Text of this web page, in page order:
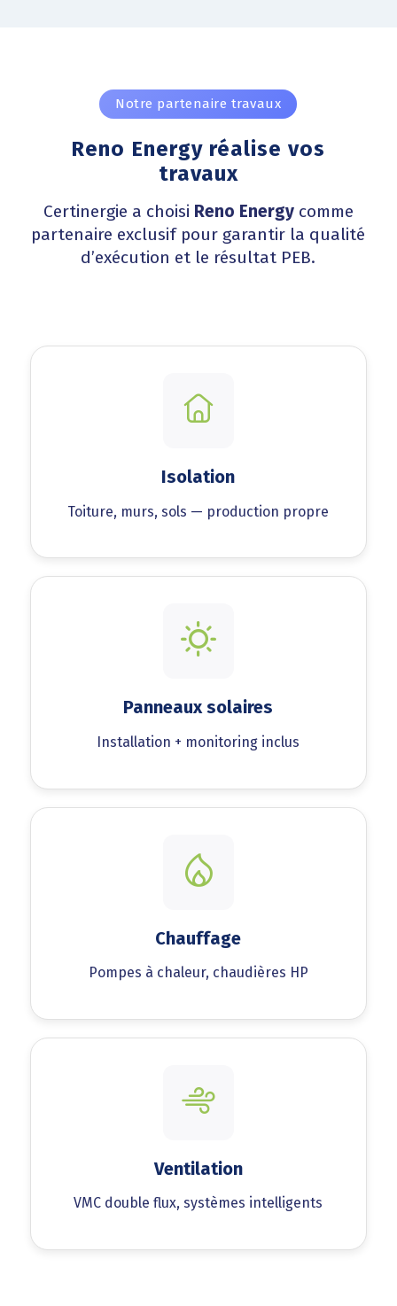
Notre partenaire travaux
Reno Energy réalise vos
travaux
Certinergie a choisi Reno Energycomme
partenaire exclusif pour garantir la qualité
d’exécution et le résultat PEB.
Isolation
Toiture, murs, sols — production propre
Panneaux solaires
Installation + monitoring inclus
Chauffage
Pompes à chaleur, chaudières HP
Ventilation
VMC double flux, systèmes intelligents